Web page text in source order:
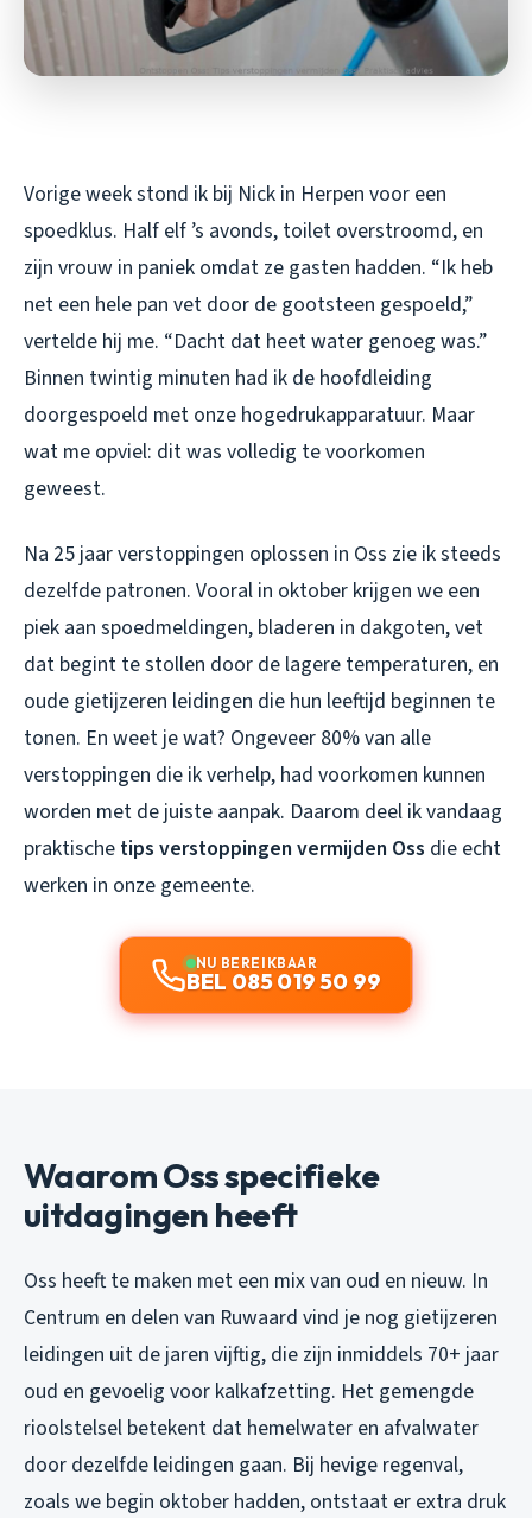
Vorige week stond ik bij Nick in Herpen voor een
spoedklus. Half elf ’s avonds, toilet overstroomd, en
zijn vrouw in paniek omdat ze gasten hadden. “Ik heb
net een hele pan vet door de gootsteen gespoeld,”
vertelde hij me. “Dacht dat heet water genoeg was.”
Binnen twintig minuten had ik de hoofdleiding
doorgespoeld met onze hogedrukapparatuur. Maar
wat me opviel: dit was volledig te voorkomen
geweest.
Na 25 jaar verstoppingen oplossen in Oss zie ik steeds
dezelfde patronen. Vooral in oktober krijgen we een
piek aan spoedmeldingen, bladeren in dakgoten, vet
dat begint te stollen door de lagere temperaturen, en
oude gietijzeren leidingen die hun leeftijd beginnen te
tonen. En weet je wat? Ongeveer 80% van alle
verstoppingen die ik verhelp, had voorkomen kunnen
worden met de juiste aanpak. Daarom deel ik vandaag
praktische tips verstoppingen vermijden Oss die echt
werken in onze gemeente.
NU BEREIKBAAR
BEL 085 019 50 99
Waarom Oss specifieke
uitdagingen heeft
Oss heeft te maken met een mix van oud en nieuw. In
Centrum en delen van Ruwaard vind je nog gietijzeren
leidingen uit de jaren vijftig, die zijn inmiddels 70+ jaar
oud en gevoelig voor kalkafzetting. Het gemengde
rioolstelsel betekent dat hemelwater en afvalwater
door dezelfde leidingen gaan. Bij hevige regenval,
zoals we begin oktober hadden, ontstaat er extra druk